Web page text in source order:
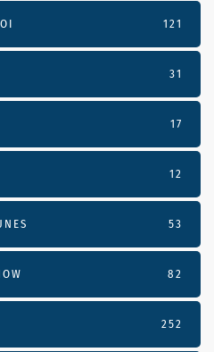
121
31
17
12
53
82
252